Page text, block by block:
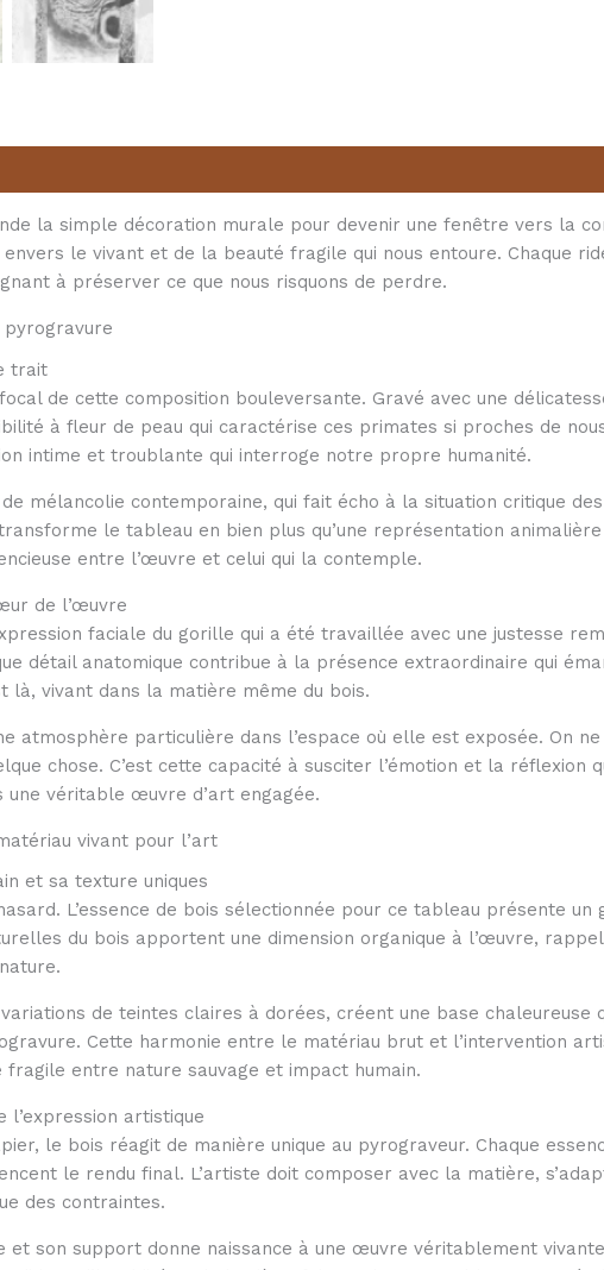
la simple décoration murale pour devenir une fenêtre vers la
le vivant et de la beauté fragile qui nous entoure. Chaque
à préserver ce que nous risquons de perdre.
trait
de cette composition bouleversante. Gravé avec une
à fleur de peau qui caractérise ces primates si proches de
intime et troublante qui interroge notre propre humanité.
mélancolie contemporaine, qui fait écho à la situation critique
le tableau en bien plus qu’une représentation animalière
entre l’œuvre et celui qui la contemple.
de l’œuvre
faciale du gorille qui a été travaillée avec une justesse
détail anatomique contribue à la présence extraordinaire qui
vivant dans la matière même du bois.
atmosphère particulière dans l’espace où elle est exposée. On
chose. C’est cette capacité à susciter l’émotion et la réflexion
une véritable œuvre d’art engagée.
vivant pour l’art
et sa texture uniques
L’essence de bois sélectionnée pour ce tableau présente
du bois apportent une dimension organique à l’œuvre,
de teintes claires à dorées, créent une base chaleureuse
Cette harmonie entre le matériau brut et l’intervention
fragile entre nature sauvage et impact humain.
l’expression artistique
le bois réagit de manière unique au pyrograveur. Chaque
le rendu final. L’artiste doit composer avec la matière,
des contraintes.
son support donne naissance à une œuvre véritablement